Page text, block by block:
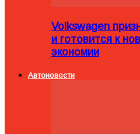
Volkswagen
и готовится к
экономии
Автоновости